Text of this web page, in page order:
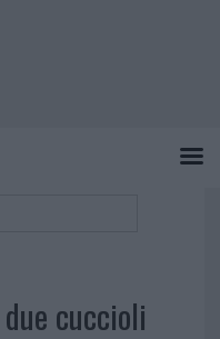
cuccioli